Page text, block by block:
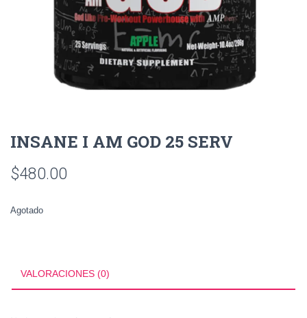
INSANE I AM GOD 25 SERV
$480.00
Agotado
VALORACIONES (0)